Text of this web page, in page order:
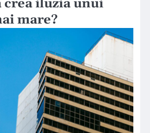
crea iluzia unui
mare?